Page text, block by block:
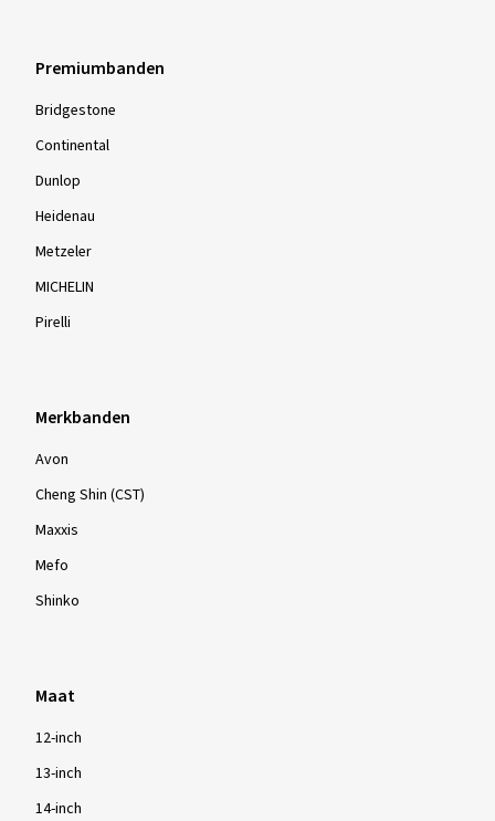
Premiumbanden
Bridgestone
Continental
Dunlop
Heidenau
Metzeler
MICHELIN
Pirelli
Merkbanden
Avon
Cheng Shin (CST)
Maxxis
Mefo
Shinko
Maat
12-inch
13-inch
14-inch